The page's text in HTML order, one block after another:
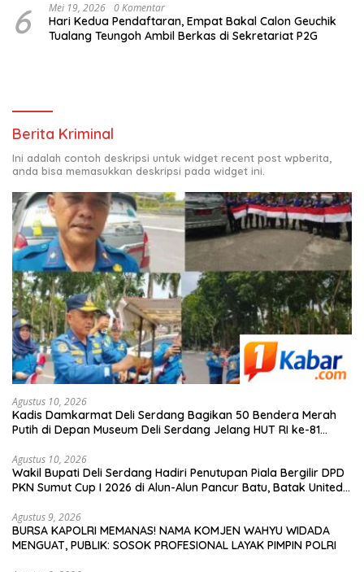
6 Mei 19, 2026 0 Komentar
Hari Kedua Pendaftaran, Empat Bakal Calon Geuchik
Tualang Teungoh Ambil Berkas di Sekretariat P2G
Berita Kriminal
Ini adalah contoh deskripsi untuk widget recent post wpberita,
anda bisa memasukkan deskripsi pada widget ini.
Agustus 10, 2026
Kadis Damkarmat Deli Serdang Bagikan 50 Bendera Merah
Putih di Depan Museum Deli Serdang Jelang HUT RI ke-81
Agustus 10, 2026
Wakil Bupati Deli Serdang Hadiri Penutupan Piala Bergilir DPD
PKN Sumut Cup I 2026 di Alun-Alun Pancur Batu, Batak United
Agustus 9, 2026
BURSA KAPOLRI MEMANAS! NAMA KOMJEN WAHYU WIDADA
MENGUAT, PUBLIK: SOSOK PROFESIONAL LAYAK PIMPIN POLRI